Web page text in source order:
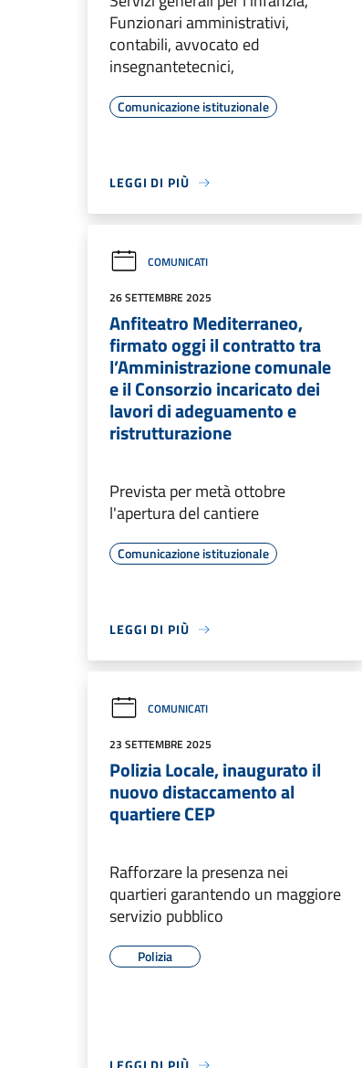
Funzionari amministrativi,
contabili, avvocato ed
insegnantetecnici,
Comunicazione istituzionale
LEGGI DI PIÙ
COMUNICATI
26 SETTEMBRE 2025
Anfiteatro Mediterraneo,
firmato oggi il contratto tra
l’Amministrazione comunale
e il Consorzio incaricato dei
lavori di adeguamento e
ristrutturazione
Prevista per metà ottobre
l'apertura del cantiere
Comunicazione istituzionale
LEGGI DI PIÙ
COMUNICATI
23 SETTEMBRE 2025
Polizia Locale, inaugurato il
nuovo distaccamento al
quartiere CEP
Rafforzare la presenza nei
quartieri garantendo un maggiore
servizio pubblico
Polizia